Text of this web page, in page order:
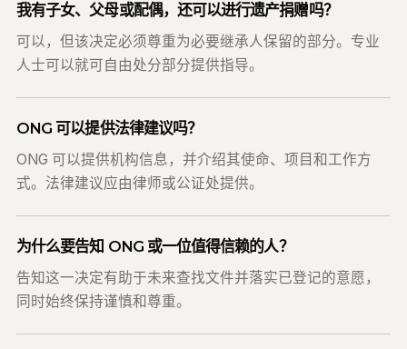
我有子女、父母或配偶，还可以进行遗产捐赠吗？
可以，但该决定必须尊重为必要继承人保留的部分。专业
人士可以就可自由处分部分提供指导。
ONG 可以提供法律建议吗？
ONG 可以提供机构信息，并介绍其使命、项目和工作方
式。法律建议应由律师或公证处提供。
为什么要告知 ONG 或一位值得信赖的人？
告知这一决定有助于未来查找文件并落实已登记的意愿，
同时始终保持谨慎和尊重。